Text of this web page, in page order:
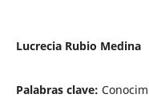
Lucrecia Rubio Medina
Palabras clave: